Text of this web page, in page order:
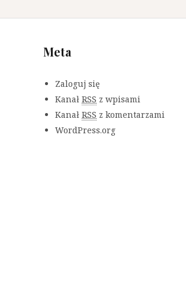
Meta
Zaloguj się
Kanał RSS z wpisami
Kanał RSS z komentarzami
WordPress.org